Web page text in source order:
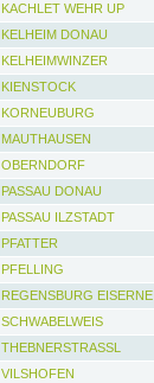
KACHLET WEHR UP
KELHEIM DONAU
KELHEIMWINZER
KIENSTOCK
KORNEUBURG
MAUTHAUSEN
OBERNDORF
PASSAU DONAU
PASSAU ILZSTADT
PFATTER
PFELLING
REGENSBURG
SCHWABELWEIS
THEBNERSTRASSL
VILSHOFEN